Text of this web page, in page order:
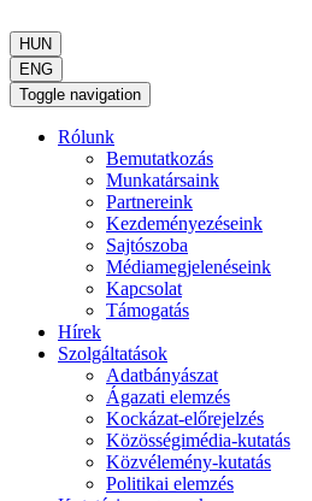
HUN
ENG
Toggle navigation
Rólunk
Bemutatkozás
Munkatársaink
Partnereink
Kezdeményezéseink
Sajtószoba
Médiamegjelenéseink
Kapcsolat
Támogatás
Hírek
Szolgáltatások
Adatbányászat
Ágazati elemzés
Kockázat-előrejelzés
Közösségimédia-kutatás
Közvélemény-kutatás
Politikai elemzés